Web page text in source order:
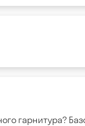
гарнитура?